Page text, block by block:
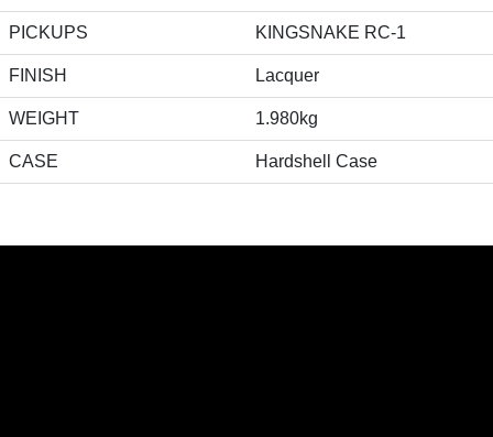
PICKUPS KINGSNAKE RC-1
FINISH Lacquer
WEIGHT 1.980kg
CASE Hardshell Case